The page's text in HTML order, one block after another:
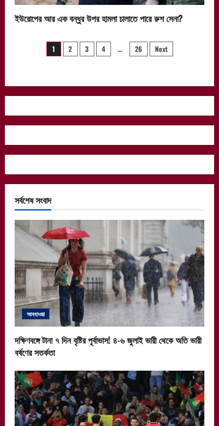
ইউরোপের আর এক বন্ধুর উপর হামলা চালাতে পারে রুশ সেনা?
Posts
1 2 3 4 … 26 Next
সর্বশেষ সংবাদ
আবহাওয়া
দক্ষিণবঙ্গে টানা ৭ দিন বৃষ্টির পূর্বাভাস! ৪-৬ জুলাই ভারী থেকে অতি ভারী
বর্ষণের সতর্কতা